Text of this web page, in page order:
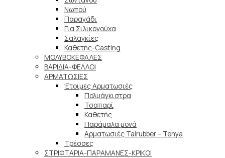
Νωπού
Παραγάδι
Για Σιλικονούχα
Σαλαγκίες
Καθετής-Casting
ΜΟΛΥΒΟΚΕΦΑΛΕΣ
ΒΑΡΙΔΙΑ-ΦΕΛΛΟΙ
ΑΡΜΑΤΩΣΙΕΣ
Έτοιμες Αρματωσιές
Πολυάγκιστρα
Τσαπαρί
Καθετής
Παράμαλα μονά
Αρματωσιές Tairubber – Tenya
Τρέσσες
ΣΤΡΙΦΤΑΡΙΑ-ΠΑΡΑΜΑΝΕΣ-ΚΡΙΚΟΙ